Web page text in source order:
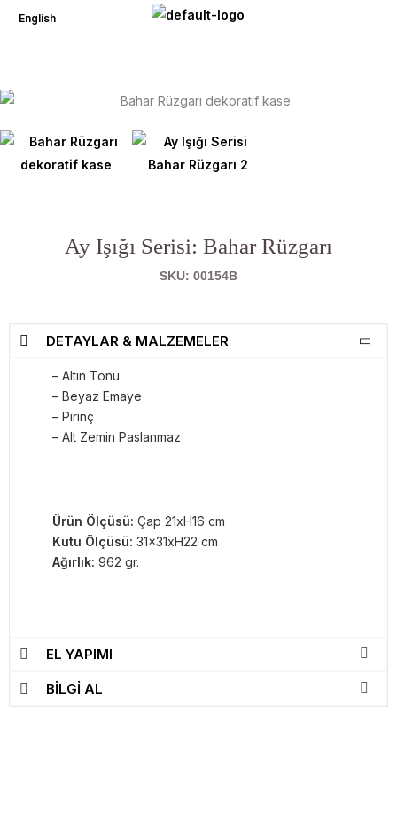
English
Ay Işığı Serisi: Bahar Rüzgarı
SKU: 00154B
DETAYLAR & MALZEMELER
– Altın Tonu
– Beyaz Emaye
– Pirinç
– Alt Zemin Paslanmaz
Ürün Ölçüsü: Çap 21xH16 cm
Kutu Ölçüsü: 31x31xH22 cm
Ağırlık: 962 gr.
EL YAPIMI
BİLGİ AL